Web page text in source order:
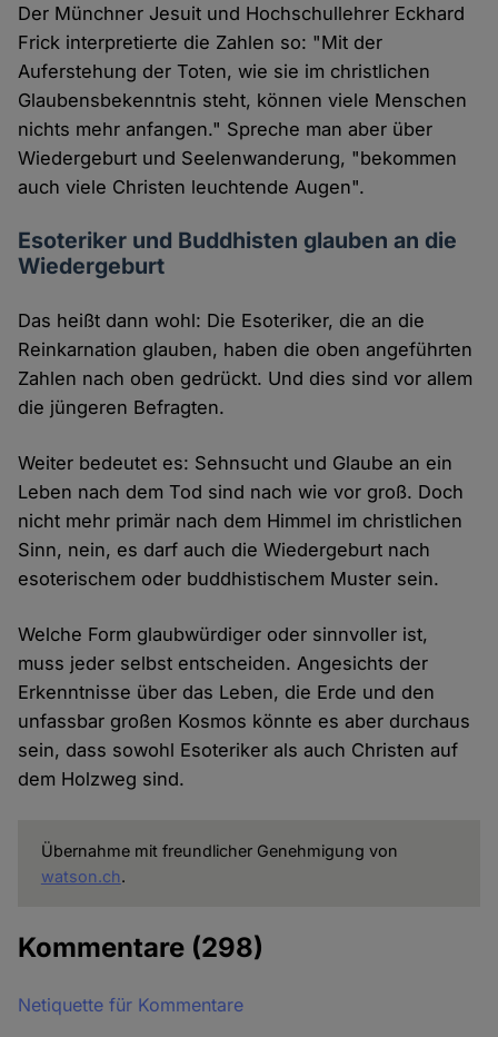
Der Münchner Jesuit und Hochschullehrer Eckhard
Frick interpretierte die Zahlen so: "Mit der
Auferstehung der Toten, wie sie im christlichen
Glaubensbekenntnis steht, können viele Menschen
nichts mehr anfangen." Spreche man aber über
Wiedergeburt und Seelenwanderung, "bekommen
auch viele Christen leuchtende Augen".
Esoteriker und Buddhisten glauben an die
Wiedergeburt
Das heißt dann wohl: Die Esoteriker, die an die
Reinkarnation glauben, haben die oben angeführten
Zahlen nach oben gedrückt. Und dies sind vor allem
die jüngeren Befragten.
Weiter bedeutet es: Sehnsucht und Glaube an ein
Leben nach dem Tod sind nach wie vor groß. Doch
nicht mehr primär nach dem Himmel im christlichen
Sinn, nein, es darf auch die Wiedergeburt nach
esoterischem oder buddhistischem Muster sein.
Welche Form glaubwürdiger oder sinnvoller ist,
muss jeder selbst entscheiden. Angesichts der
Erkenntnisse über das Leben, die Erde und den
unfassbar großen Kosmos könnte es aber durchaus
sein, dass sowohl Esoteriker als auch Christen auf
dem Holzweg sind.
Übernahme mit freundlicher Genehmigung von
watson.ch.
Kommentare (298)
Netiquette für Kommentare